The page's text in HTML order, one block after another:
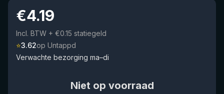
€4.19
Incl. BTW + €0.15 statiegeld
⭐3.62op Untappd
Verwachte bezorging ma–di
Niet op voorraad